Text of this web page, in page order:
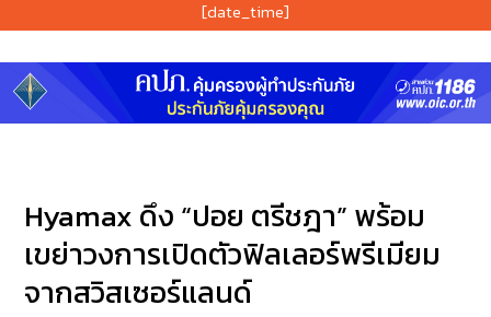
[date_time]
Hyamax ดึง “ปอย ตรีชฎา” พร้อม
เขย่าวงการเปิดตัวฟิลเลอร์พรีเมียม
จากสวิสเซอร์แลนด์